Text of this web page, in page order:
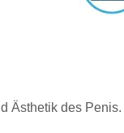
Ästhetik des Penis.